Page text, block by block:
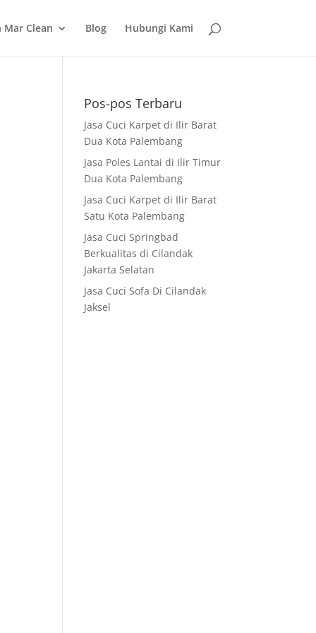
Mar Clean Blog Hubungi Kami
Pos-pos Terbaru
Jasa Cuci Karpet di Ilir Barat
Dua Kota Palembang
Jasa Poles Lantai di Ilir Timur
Dua Kota Palembang
Jasa Cuci Karpet di Ilir Barat
Satu Kota Palembang
Jasa Cuci Springbad
Berkualitas di Cilandak
Jakarta Selatan
Jasa Cuci Sofa Di Cilandak
Jaksel